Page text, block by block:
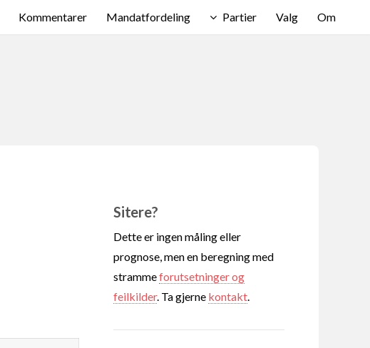
Kommentarer Mandatfordeling Partier Valg Om
Sitere?
Dette er ingen måling eller
prognose, men en beregning med
strammeforutsetninger og
feilkilder. Ta gjerne kontakt